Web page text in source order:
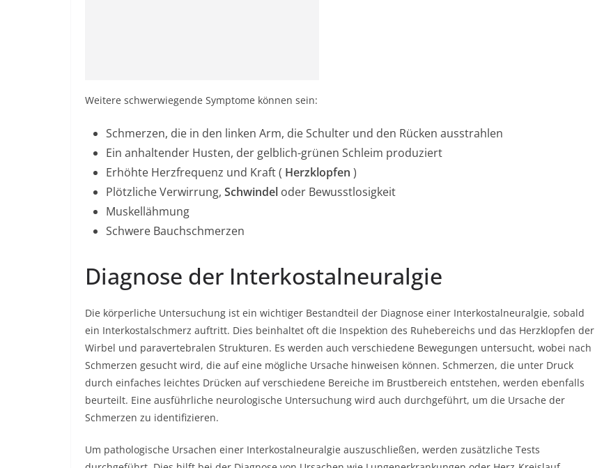
Weitere schwerwiegende Symptome können sein:
Schmerzen, die in den linken Arm, die Schulter und den Rücken ausstrahlen
Ein anhaltender Husten, der gelblich-grünen Schleim produziert
Erhöhte Herzfrequenz und Kraft ( Herzklopfen )
Plötzliche Verwirrung, Schwindel oder Bewusstlosigkeit
Muskellähmung
Schwere Bauchschmerzen
Diagnose der Interkostalneuralgie
Die körperliche Untersuchung ist ein wichtiger Bestandteil der Diagnose einer Interkostalneuralgie, sobald
ein Interkostalschmerz auftritt. Dies beinhaltet oft die Inspektion des Ruhebereichs und das Herzklopfen der
Wirbel und paravertebralen Strukturen. Es werden auch verschiedene Bewegungen untersucht, wobei nach
Schmerzen gesucht wird, die auf eine mögliche Ursache hinweisen können. Schmerzen, die unter Druck
durch einfaches leichtes Drücken auf verschiedene Bereiche im Brustbereich entstehen, werden ebenfalls
beurteilt. Eine ausführliche neurologische Untersuchung wird auch durchgeführt, um die Ursache der
Schmerzen zu identifizieren.
Um pathologische Ursachen einer Interkostalneuralgie auszuschließen, werden zusätzliche Tests